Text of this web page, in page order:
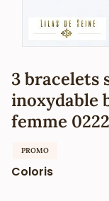
3 bracelets
inoxydable
femme
PROMO
Coloris